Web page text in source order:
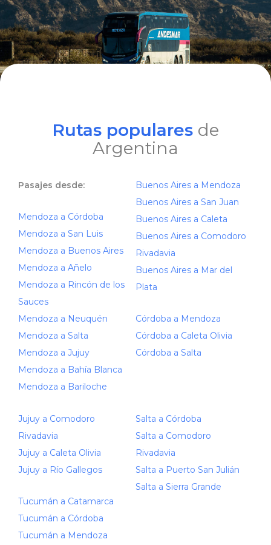
Rutas populares de
Argentina
Pasajes desde:
Mendoza a Córdoba
Mendoza a San Luis
Mendoza a Buenos Aires
Mendoza a Añelo
Mendoza a Rincón de los
Sauces
Mendoza a Neuquén
Mendoza a Salta
Mendoza a Jujuy
Mendoza a Bahía Blanca
Mendoza a Bariloche
Buenos Aires a Mendoza
Buenos Aires a San Juan
Buenos Aires a Caleta
Buenos Aires a Comodoro
Rivadavia
Buenos Aires a Mar del
Plata
Córdoba a Mendoza
Córdoba a Caleta Olivia
Córdoba a Salta
Jujuy a Comodoro
Rivadavia
Jujuy a Caleta Olivia
Jujuy a Río Gallegos
Tucumán a Catamarca
Tucumán a Córdoba
Tucumán a Mendoza
Salta a Córdoba
Salta a Comodoro
Rivadavia
Salta a Puerto San Julián
Salta a Sierra Grande